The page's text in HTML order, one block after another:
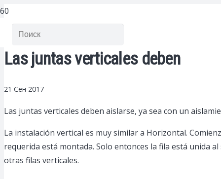
Las juntas verticales deben
21 Сен 2017
Las juntas verticales deben aislarse, ya sea con un
La instalación vertical es muy similar a Horizontal.
requerida está montada. Solo entonces la fila está unida
otras filas verticales.